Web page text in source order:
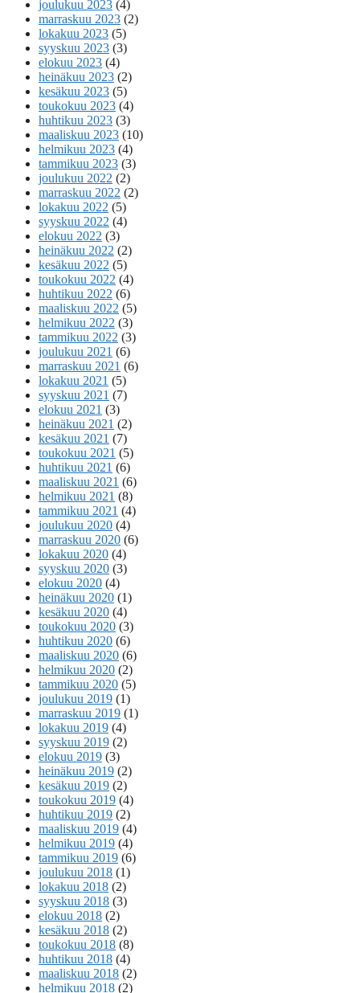
joulukuu 2023 (4)
marraskuu 2023 (2)
lokakuu 2023 (5)
syyskuu 2023 (3)
elokuu 2023 (4)
heinäkuu 2023 (2)
kesäkuu 2023 (5)
toukokuu 2023 (4)
huhtikuu 2023 (3)
maaliskuu 2023 (10)
helmikuu 2023 (4)
tammikuu 2023 (3)
joulukuu 2022 (2)
marraskuu 2022 (2)
lokakuu 2022 (5)
syyskuu 2022 (4)
elokuu 2022 (3)
heinäkuu 2022 (2)
kesäkuu 2022 (5)
toukokuu 2022 (4)
huhtikuu 2022 (6)
maaliskuu 2022 (5)
helmikuu 2022 (3)
tammikuu 2022 (3)
joulukuu 2021 (6)
marraskuu 2021 (6)
lokakuu 2021 (5)
syyskuu 2021 (7)
elokuu 2021 (3)
heinäkuu 2021 (2)
kesäkuu 2021 (7)
toukokuu 2021 (5)
huhtikuu 2021 (6)
maaliskuu 2021 (6)
helmikuu 2021 (8)
tammikuu 2021 (4)
joulukuu 2020 (4)
marraskuu 2020 (6)
lokakuu 2020 (4)
syyskuu 2020 (3)
elokuu 2020 (4)
heinäkuu 2020 (1)
kesäkuu 2020 (4)
toukokuu 2020 (3)
huhtikuu 2020 (6)
maaliskuu 2020 (6)
helmikuu 2020 (2)
tammikuu 2020 (5)
joulukuu 2019 (1)
marraskuu 2019 (1)
lokakuu 2019 (4)
syyskuu 2019 (2)
elokuu 2019 (3)
heinäkuu 2019 (2)
kesäkuu 2019 (2)
toukokuu 2019 (4)
huhtikuu 2019 (2)
maaliskuu 2019 (4)
helmikuu 2019 (4)
tammikuu 2019 (6)
joulukuu 2018 (1)
lokakuu 2018 (2)
syyskuu 2018 (3)
elokuu 2018 (2)
kesäkuu 2018 (2)
toukokuu 2018 (8)
huhtikuu 2018 (4)
maaliskuu 2018 (2)
helmikuu 2018 (2)